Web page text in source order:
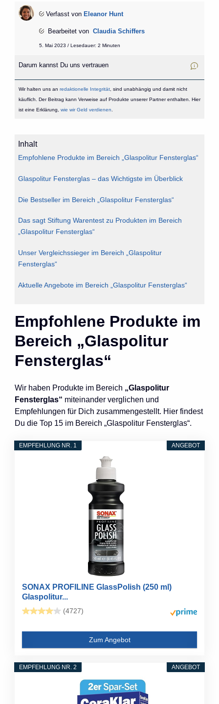
Verfasst von Eleanor Hunt
Bearbeitet von Claudia Schiffers
5. Mai 2023 / Lesedauer: 2 Minuten
Darum kannst Du uns vertrauen
Wir halten uns an redaktionelle Integrität, sind unabhängig und damit nicht
käuflich. Der Beitrag kann Verweise auf Produkte unserer Partner enthalten. Hier
ist eine Erklärung, wie wir Geld verdienen
Inhalt
Empfohlene Produkte im Bereich „Glaspolitur Fensterglas“
Glaspolitur Fensterglas – das Wichtigste im Überblick
Die Bestseller im Bereich „Glaspolitur Fensterglas“
Das sagt Stiftung Warentest zu Produkten im Bereich
„Glaspolitur Fensterglas“
Unser Vergleichssieger im Bereich „Glaspolitur
Fensterglas“
Aktuelle Angebote im Bereich „Glaspolitur Fensterglas“
Empfohlene Produkte im
Bereich „Glaspolitur
Fensterglas“
Wir haben Produkte im Bereich „Glaspolitur
Fensterglas“ miteinander verglichen und
Empfehlungen für Dich zusammengestellt. Hier findest
Du die Top 15 im Bereich „Glaspolitur Fensterglas“.
ANGEBOT
EMPFEHLUNG NR. 1
SONAX PROFILINE GlassPolish (250 ml)
Glaspolitur...
(4727)
Zum Angebot
ANGEBOT
EMPFEHLUNG NR. 2